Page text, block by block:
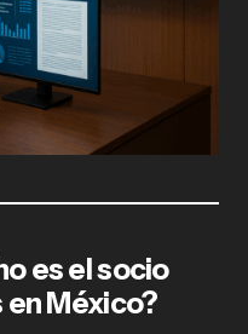
es el socio
México?